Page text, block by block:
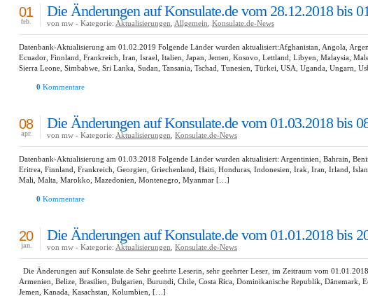
Die Änderungen auf Konsulate.de vom 28.12.2018 bis
01
feb. von mw - Kategorie: Aktualisierungen Allgemein Konsulate.de-News
Datenbank-Aktualisierung am 01.02.2019 Folgende Länder wurden aktualisiert:Afghanistan, Angola,
Ecuador, Finnland, Frankreich, Iran, Israel, Italien, Japan, Jemen, Kosovo, Lettland, Libyen, Malaysia,
Sierra Leone, Simbabwe, Sri Lanka, Sudan, Tansania, Tschad, Tunesien, Türkei, USA, Uganda, Ungarn,
0 Kommentare
Die Änderungen auf Konsulate.de vom 01.03.2018 bis
08
apr. von mw - Kategorie: Aktualisierungen Konsulate.de-News
Datenbank-Aktualisierung am 01.03.2018 Folgende Länder wurden aktualisiert: Argentinien, Bahrain,
Eritrea, Finnland, Frankreich, Georgien, Griechenland, Haiti, Honduras, Indonesien, Irak, Iran, Irland,
Mali, Malta, Marokko, Mazedonien, Montenegro, Myanmar […]
0 Kommentare
Die Änderungen auf Konsulate.de vom 01.01.2018 bis
20
jan. von mw - Kategorie: Aktualisierungen Konsulate.de-News
Die Änderungen auf Konsulate.de Sehr geehrte Leserin, sehr geehrter Leser, im Zeitraum vom
Armenien, Belize, Brasilien, Bulgarien, Burundi, Chile, Costa Rica, Dominikanische Republik, Dänemark,
Jemen, Kanada, Kasachstan, Kolumbien, […]